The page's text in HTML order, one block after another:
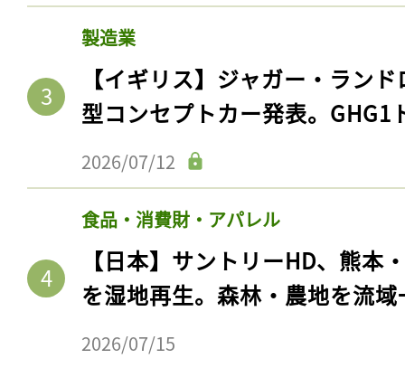
製造業
【イギリス】ジャガー・ラン
型コンセプトカー発表。GHG1
2026/07/12
食品・消費財・アパレル
【日本】サントリーHD、熊本
を湿地再生。森林・農地を流
2026/07/15